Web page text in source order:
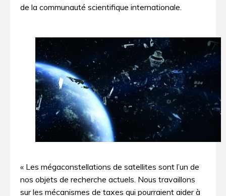
de la communauté scientifique internationale.
« Les mégaconstellations de satellites sont l’un de
nos objets de recherche actuels. Nous travaillons
sur les mécanismes de taxes qui pourraient aider à